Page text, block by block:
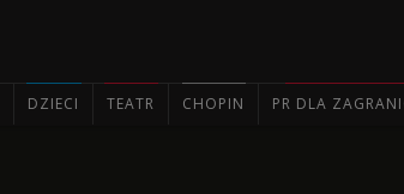
DZIECI TEATR CHOPIN PR DLA